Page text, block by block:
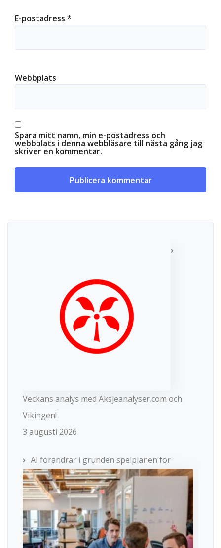
E-postadress *
Webbplats
Spara mitt namn, min e-postadress och
webbplats i denna webbläsare till nästa gång jag
skriver en kommentar.
Veckans analys med Aksjeanalyser.com och
Vikingen!
3 augusti 2026
AI förändrar i grunden spelplanen för